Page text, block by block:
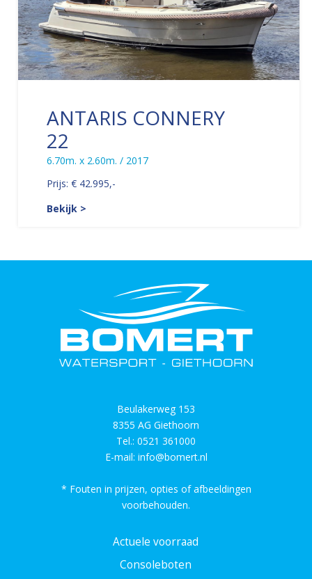
ANTARIS CONNERY
22
6.70m. x 2.60m. / 2017
Prijs: € 42.995,-
Bekijk >
Beulakerweg 153
8355 AG Giethoorn
Tel.: 0521 361000
E-mail: info@bomert.nl
* Fouten in prijzen, opties of afbeeldingen
voorbehouden.
Actuele voorraad
Consoleboten